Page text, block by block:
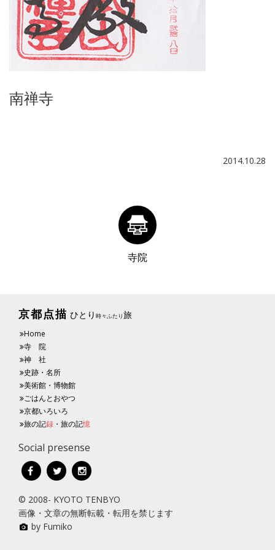
南禅寺
2014.10.28
寺院
京都点描 ひとり 時々ふたり旅
Home
寺 院
神 社
史跡・名所
美術館・博物館
ごはんとおやつ
京都いろいろ
旅の記録 ・旅の記憶
Social presense
© 2008- KYOTO TENBYO
画像・文章の無断転載・転用を禁じます
by Fumiko